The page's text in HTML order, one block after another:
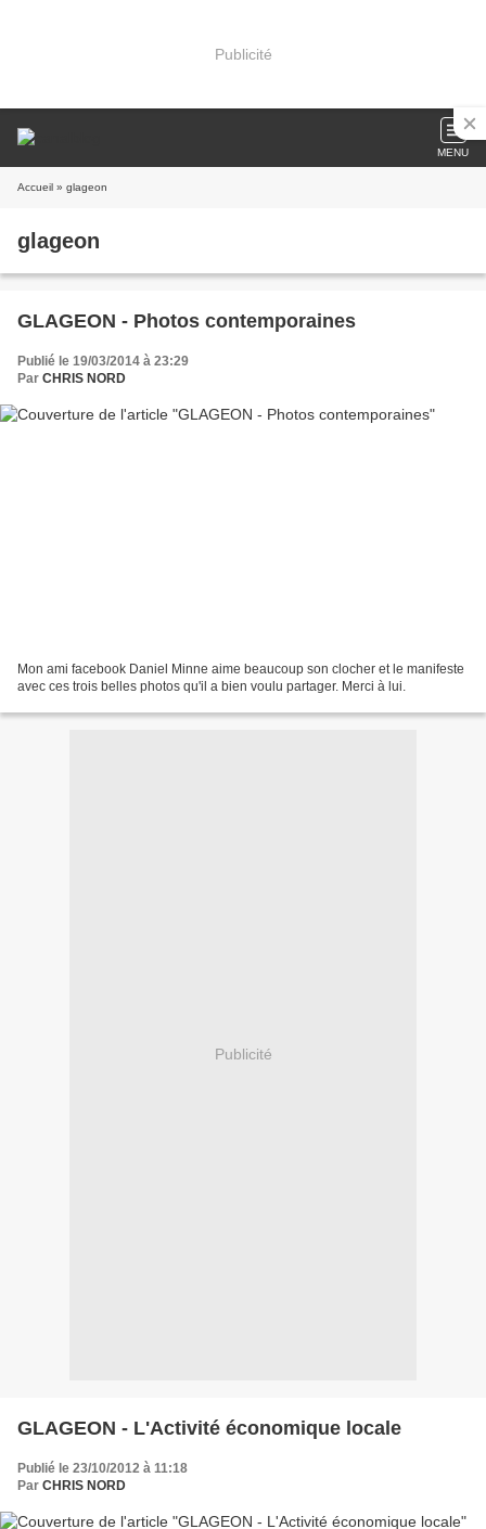
Publicité
MENU
Accueil » glageon
glageon
GLAGEON - Photos contemporaines
Publié le 19/03/2014 à 23:29
Par CHRIS NORD
Mon ami facebook Daniel Minne aime beaucoup son clocher et le manifeste
avec ces trois belles photos qu'il a bien voulu partager. Merci à lui.
Publicité
GLAGEON - L'Activité économique locale
Publié le 23/10/2012 à 11:18
Par CHRIS NORD